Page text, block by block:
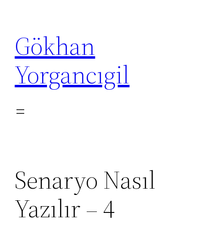
Gökhan
Yorgancıgil
Senaryo Nasıl
Yazılır – 4